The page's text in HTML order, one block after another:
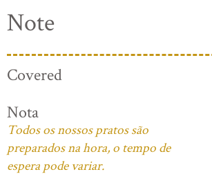
Note
Covered
Nota
Todos os nossos pratos são
preparados na hora, o tempo de
espera pode variar.